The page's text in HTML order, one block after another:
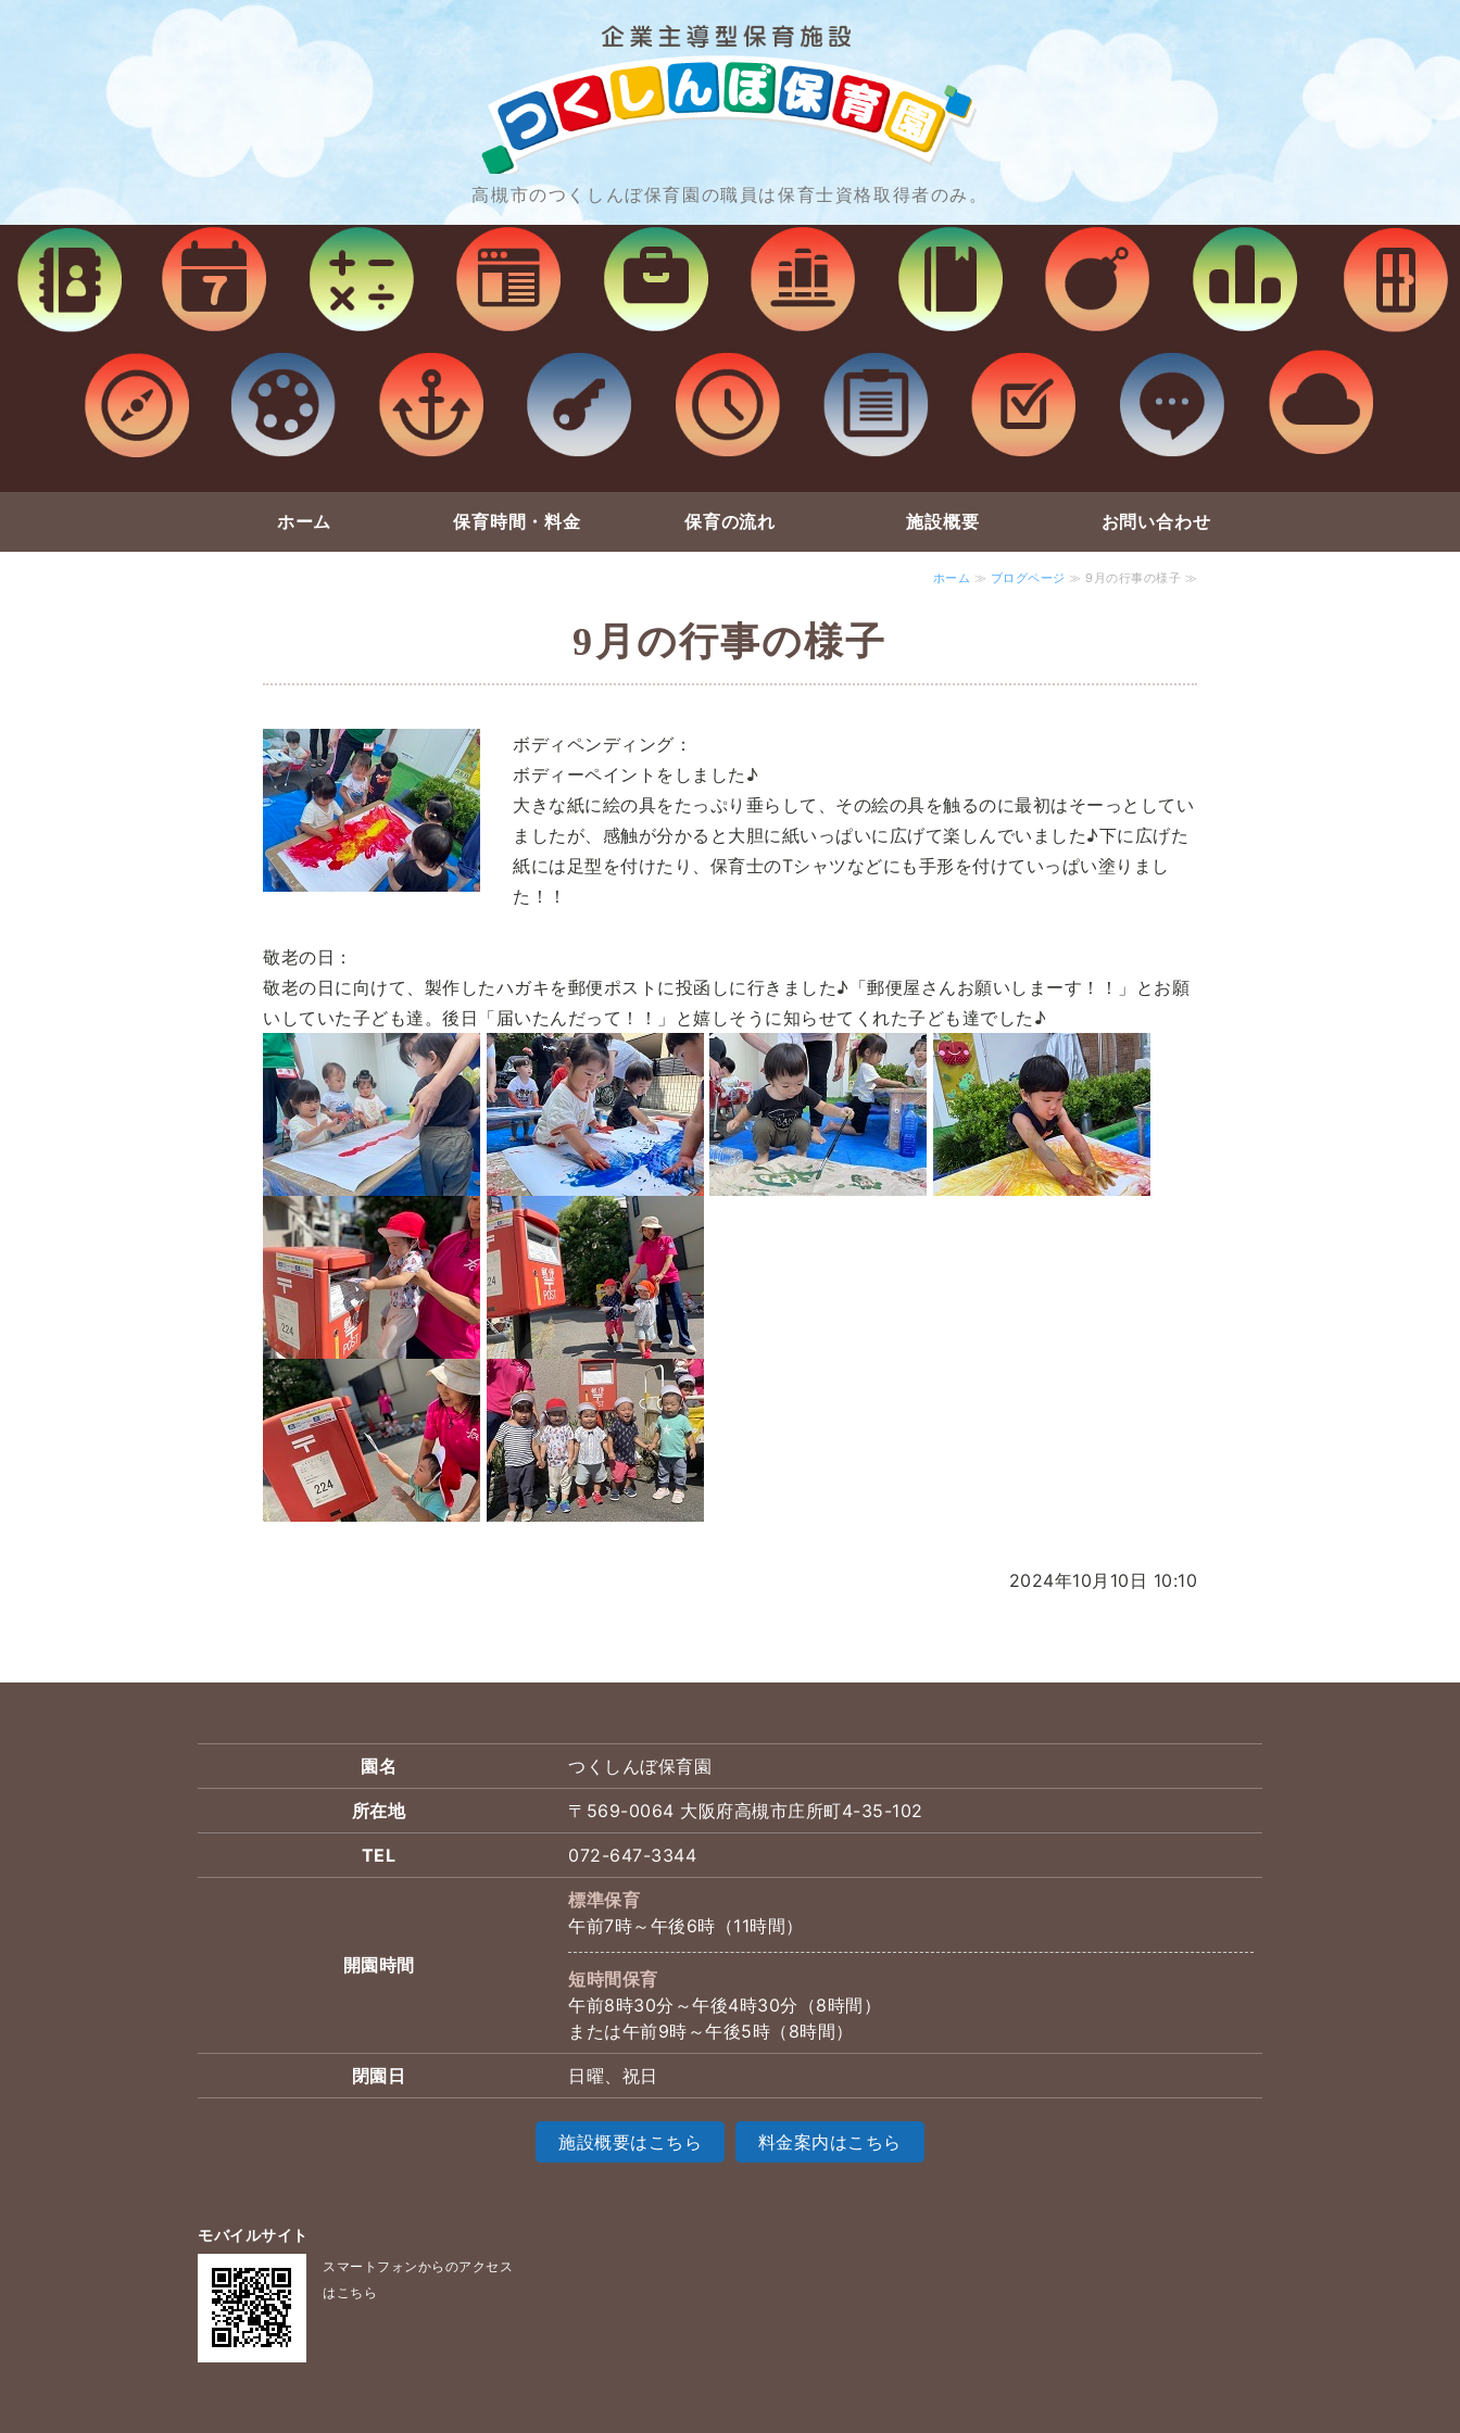
企業主導型保育施設 つく
高槻市のつくしんぼ保育園の職員は保育士資格取得者のみ。
ホーム 保育時間・料金 保育の流れ 施設概要 お問い合わせ
ホーム ≫ ブログページ ≫ 9月の行事の様子 ≫
9月の行事の様子
ボディペンディング：
ボディーペイントをしました♪
大きな紙に絵の具をたっぷり垂らして、 その絵の具を触るのに最初はそーっとしてい
ましたが、 感触が分かると大胆に紙いっぱいに広げて楽しんでいました♪下に広げた
紙には足型を付けたり、保育士のTシャツなどにも手形を付けていっぱい塗りまし
た！！
敬老の日：
敬老の日に向けて、 製作したハガキを郵便ポストに投函しに行きました♪「郵便屋さんお願いしまーす！！」とお願
いしていた子ども達。 後日「届いたんだって！！」 と嬉しそうに知らせてくれた子ども達でした♪
2024年10月10日 10:10
園名 つくしんぼ保育園
所在地 〒569-0064 大阪府高槻市庄所町4-35-102
TEL 072-647-3344
開園時間
標準保育
午前7時～午後6時（11時間）
短時間保育
午前8時30分～午後4時30分（8時間）
または午前9時～午後5時（8時間）
閉園日 日曜、祝日
施設概要はこちら 料金案内はこちら
モバイルサイト
スマートフォンからのアクセス
はこちら